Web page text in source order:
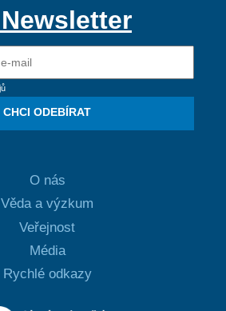
CHCI ODEBÍRAT
O nás
Věda a výzkum
Veřejnost
Média
Rychlé odkazy